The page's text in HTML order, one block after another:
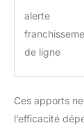
alerte
de ligne
Ces apports
l’efficacité